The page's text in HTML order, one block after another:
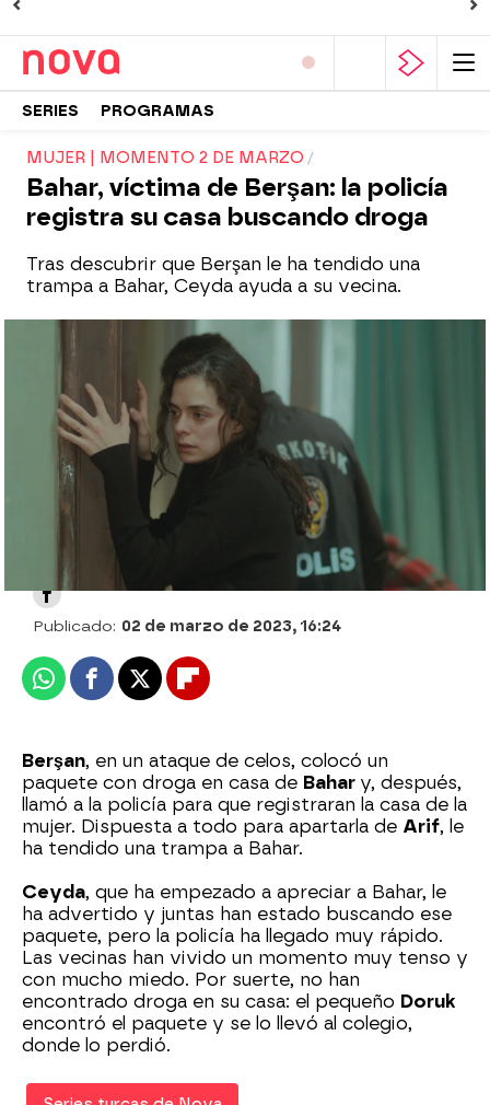
SERIES PROGRAMAS
MUJER | MOMENTO 2 DE MARZO
Bahar, víctima de Berşan: la policía
registra su casa buscando droga
Tras descubrir que Berşan le ha tendido una
trampa a Bahar, Ceyda ayuda a su vecina.
El emotivo discurso de Nisan sobre las
madres y la felicidad llena de orgullo a
Enver
Nova
Publicado: 02 de marzo de 2023, 16:24
WhatsappFacebook
X Flipboard
Berşan, en un ataque de celos, colocó un
paquete con droga en casa de Bahar y, después,
llamó a la policía para que registraran la casa de la
mujer. Dispuesta a todo para apartarla de Arif, le
ha tendido una trampa a Bahar.
Ceyda, que ha empezado a apreciar a Bahar, le
ha advertido y juntas han estado buscando ese
paquete, pero la policía ha llegado muy rápido.
Las vecinas han vivido un momento muy tenso y
con mucho miedo. Por suerte, no han
encontrado droga en su casa: el pequeño Doruk
encontró el paquete y se lo llevó al colegio,
donde lo perdió.